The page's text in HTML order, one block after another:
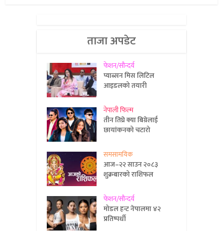
ताजा अपडेट
फेशन/सौन्दर्य
प्याब्सन मिस लिटिल
आइडलको तयारी
नेपाली फिल्म
तीन तिघ्रे क्या बिग्रेलाई
छायांकनको चटारो
समसामयिक
आज–२२ साउन २०८३
शुक्रबारको राशिफल
फेशन/सौन्दर्य
मोडल हन्ट नेपालमा ४२
प्रतिष्पर्धी